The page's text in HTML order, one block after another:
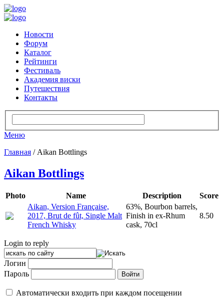
Новости
Форум
Каталог
Рейтинги
Фестиваль
Академия виски
Путешествия
Контакты
Меню
Главная / Aikan Bottlings
Aikan Bottlings
Photo Name Description
Score
Aikan, Version Française,
2017, Brut de fût, Single Malt
French Whisky
63%, Bourbon barrels,
Finish in ex-Rhum
cask, 70cl
8.50
Login to reply
Логин
Пароль
Автоматически входить при каждом посещении